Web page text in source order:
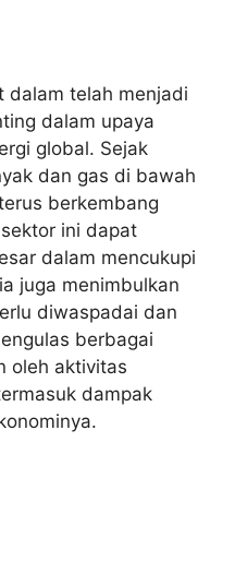
dalam telah menjadi
dalam upaya
global. Sejak
dan gas di bawah
berkembang
ini dapat
dalam mencukupi
juga menimbulkan
diwaspadai dan
berbagai
oleh aktivitas
dampak